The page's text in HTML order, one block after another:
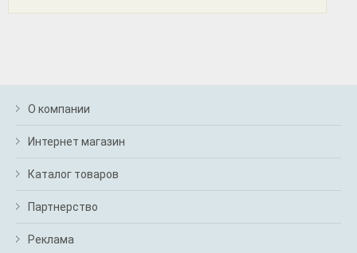
О компании
Интернет магазин
Каталог товаров
Партнерство
Реклама